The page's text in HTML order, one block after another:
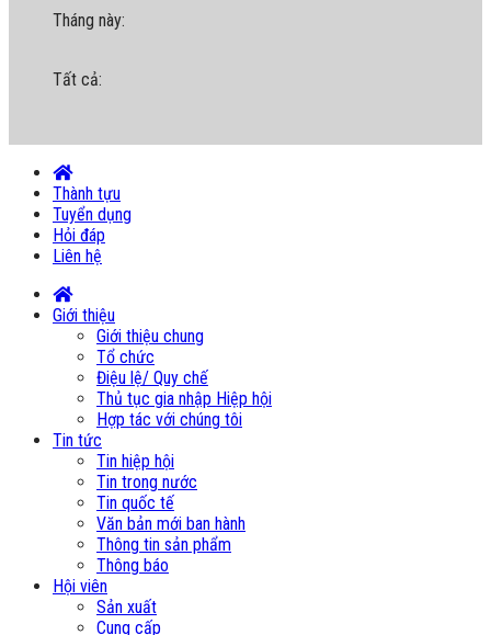
Tháng này:
Tất cả:
Thành tựu
Tuyển dụng
Hỏi đáp
Liên hệ
Giới thiệu
Giới thiệu chung
Tổ chức
Điệu lệ/ Quy chế
Thủ tục gia nhập Hiệp hội
Hợp tác với chúng tôi
Tin tức
Tin hiệp hội
Tin trong nước
Tin quốc tế
Văn bản mới ban hành
Thông tin sản phẩm
Thông báo
Hội viên
Sản xuất
Cung cấp